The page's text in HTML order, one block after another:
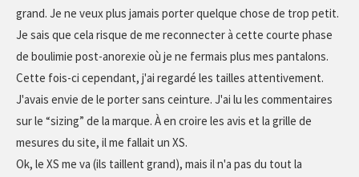
grand. Je ne veux plus jamais porter quelque chose de trop petit.
Je sais que cela risque de me reconnecter à cette courte phase
de boulimie post-anorexie où je ne fermais plus mes pantalons.
Cette fois-ci cependant, j'ai regardé les tailles attentivement.
J'avais envie de le porter sans ceinture. J'ai lu les commentaires
sur le “sizing” de la marque. À en croire les avis et la grille de
mesures du site, il me fallait un XS.
Ok, le XS me va (ils taillent grand), mais il n'a pas du tout la